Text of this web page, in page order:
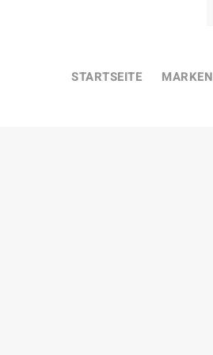
STARTSEITE MARKEN